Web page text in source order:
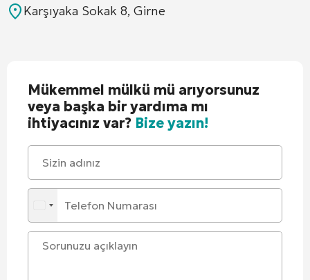
Karşıyaka Sokak 8, Girne
Mükemmel mülkü mü arıyorsunuz
veya başka bir yardıma mı
ihtiyacınız var? Bize yazın!